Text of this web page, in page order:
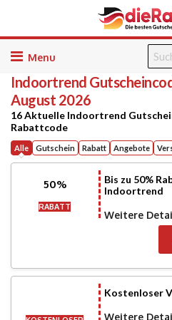
Skip
content
Indoortrend
August 2026
16 Aktuelle Indoortrend
Rabattcode
Alle Gutschein Rabatt Angebote
50%
RABATT
Bis zu 50%
Indoortrend
Weitere
Kostenloser
Weitere